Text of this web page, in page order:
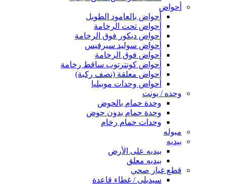
أحواض
أحواض بالعامود الطويل
أحواض تحت الرخامة
أحواض ديكور فوق الرخامة
أحواض سوليد سيرفيس
أحواض فوق الرخامة
أحواض كونترتوب ساقط رخامة
أحواض معلقة (نصف ركبة)
أحواض وحدات موبيليا
وحده / يونت
وحدة حمام بالحوض
وحدة حمام بدون حوض
وحدات حمام رخام
مبوله
بيديه
بيديه على الأرض
بيديه معلق
قطع غيار صحي
سيديلى / غطاء قاعدة